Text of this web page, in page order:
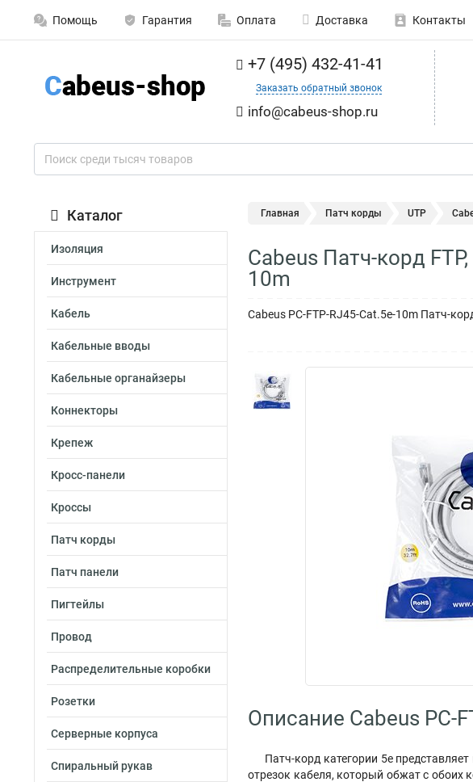
Помощь Гарантия Оплата Доставка Контакты
+7 (495) 432-41-41
Заказать обратный звонок
info@cabeus-shop.ru
Каталог
Изоляция
Инструмент
Кабель
Кабельные вводы
Кабельные органайзеры
Коннекторы
Крепеж
Кросс-панели
Кроссы
Патч корды
Патч панели
Пигтейлы
Провод
Распределительные коробки
Розетки
Серверные корпуса
Спиральный рукав
Главная Патч корды UTP
Cabeus Патч-корд
10m
Cabeus PC-FTP-RJ45-Cat.5e-10m Патч-
Описание Cabeus PC-
Патч-корд категории 5e
отрезок кабеля, который обжат с обоих